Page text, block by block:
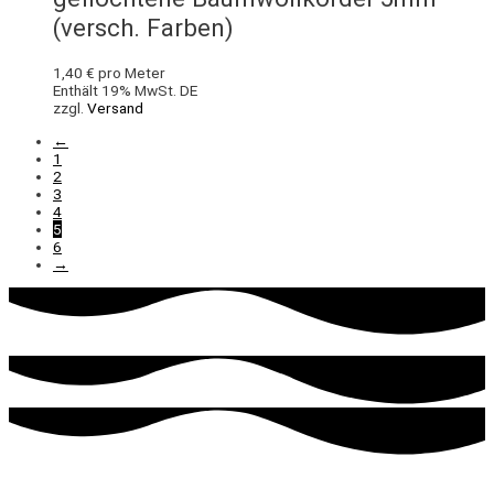
(versch. Farben)
1,40 € pro Meter
Enthält 19% MwSt. DE
zzgl. Versand
←
1
2
3
4
5
6
→